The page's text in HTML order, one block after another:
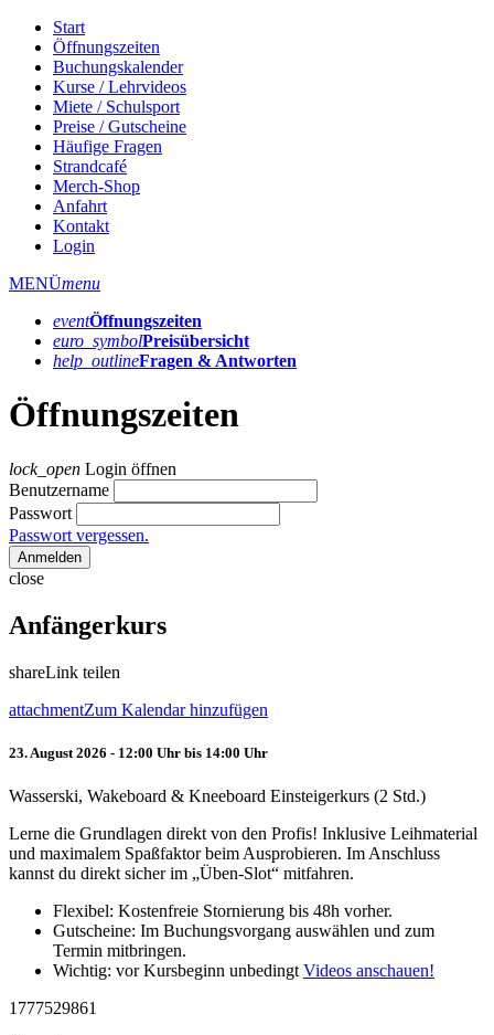
Start
Öffnungszeiten
Buchungskalender
Kurse / Lehrvideos
Miete / Schulsport
Preise / Gutscheine
Häufige Fragen
Strandcafé
Merch-Shop
Anfahrt
Kontakt
Login
MENÜmenu
eventÖffnungs­zeiten
euro_symbolPreis­übersicht
help_outlineFragen & Antworten
Öffnungszeiten
lock_open Login öffnen
Benutzername
Passwort
Passwort vergessen.
Anmelden
close
Anfängerkurs
shareLink teilen
attachmentZum Kalendar hinzufügen
23. August 2026 - 12:00 Uhr bis 14:00 Uhr
Wasserski, Wakeboard & Kneeboard Einsteigerkurs (2 Std.)
Lerne die Grundlagen direkt von den Profis! Inklusive Leihmaterial
und maximalem Spaßfaktor beim Ausprobieren. Im Anschluss
kannst du direkt sicher im „Üben-Slot“ mitfahren.
Flexibel: Kostenfreie Stornierung bis 48h vorher.
Gutscheine: Im Buchungsvorgang auswählen und zum
Termin mitbringen.
Wichtig: vor Kursbeginn unbedingt Videos anschauen!
1777529861